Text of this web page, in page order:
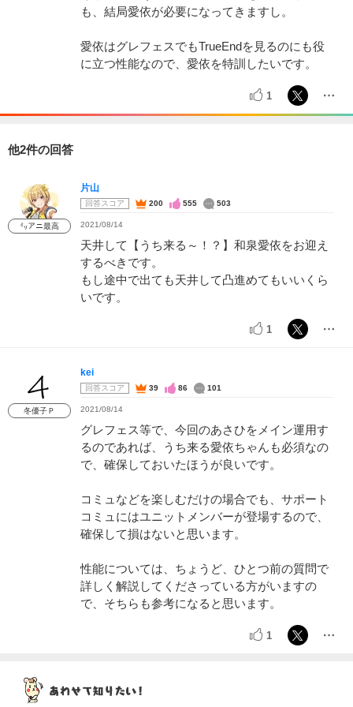
も、結局愛依が必要になってきますし。
愛依はグレフェスでもTrueEndを見るのにも役
に立つ性能なので、愛依を特訓したいです。
1
他2件の回答
㍉アニ最高
片山
回答スコア 200 555 503
2021/08/14
天井して【うち来る～！？】和泉愛依をお迎え
するべきです。
もし途中で出ても天井して凸進めてもいいくら
いです。
1
冬優子Ｐ
kei
回答スコア 39 86 101
2021/08/14
グレフェス等で、今回のあさひをメイン運用す
るのであれば、うち来る愛依ちゃんも必須なの
で、確保しておいたほうが良いです。
コミュなどを楽しむだけの場合でも、サポート
コミュにはユニットメンバーが登場するので、
確保して損はないと思います。
性能については、ちょうど、ひとつ前の質問で
詳しく解説してくださっている方がいますの
で、そちらも参考になると思います。
1